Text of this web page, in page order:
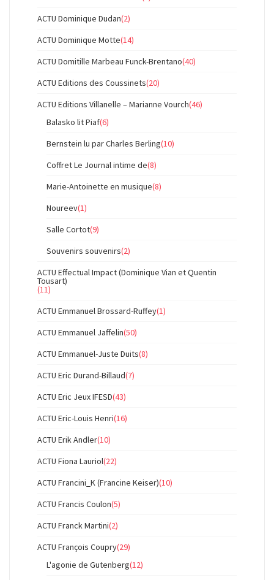
ACTU Dominique Dudan(2)
ACTU Dominique Motte(14)
ACTU Domitille Marbeau Funck-Brentano(40)
ACTU Editions des Coussinets(20)
ACTU Editions Villanelle – Marianne Vourch(46)
Balasko lit Piaf(6)
Bernstein lu par Charles Berling(10)
Coffret Le Journal intime de(8)
Marie-Antoinette en musique(8)
Noureev(1)
Salle Cortot(9)
Souvenirs souvenirs(2)
ACTU Effectual Impact (Dominique Vian et Quentin
Tousart)
(11)
ACTU Emmanuel Brossard-Ruffey(1)
ACTU Emmanuel Jaffelin(50)
ACTU Emmanuel-Juste Duits(8)
ACTU Eric Durand-Billaud(7)
ACTU Eric Jeux IFESD(43)
ACTU Eric-Louis Henri(16)
ACTU Erik Andler(10)
ACTU Fiona Lauriol(22)
ACTU Francini_K (Francine Keiser)(10)
ACTU Francis Coulon(5)
ACTU Franck Martini(2)
ACTU François Coupry(29)
L'agonie de Gutenberg(12)